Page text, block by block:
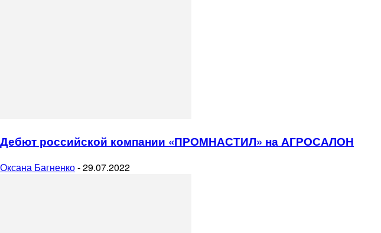
Дебют российской компании «ПРОМНАСТИЛ» на АГРОСАЛОН
Оксана Багненко-29.07.2022